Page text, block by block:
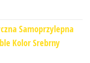
Samoprzylepna
Kolor Srebrny